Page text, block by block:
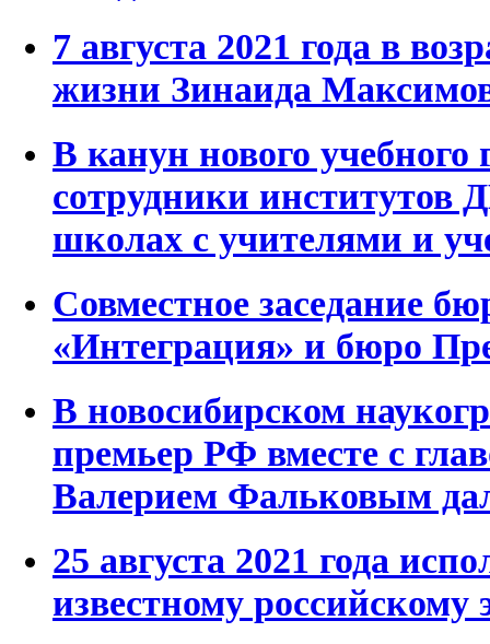
7 августа 2021 года в
жизни Зинаида
В канун нового учебного
сотрудники институтов
школах с учителями и
Совместное заседание
«Интеграция» и бюро
В новосибирском
премьер РФ вместе с
Валерием Фальковым
25 августа 2021 года
известному